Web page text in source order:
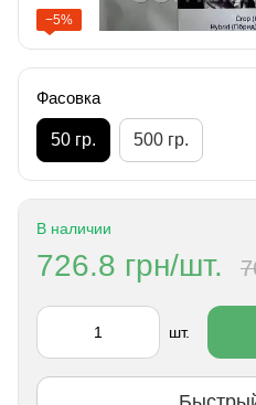
−5%
Фасовка
50 гр. 500 гр.
В наличии
726.8 грн/шт.
шт.